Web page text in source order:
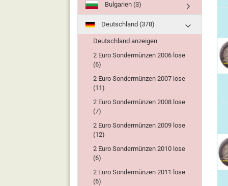
Bulgarien (3)
Deutschland (378)
Deutschland anzeigen
2 Euro Sondermünzen 2006 lose
(6)
2 Euro Sondermünzen 2007 lose
(11)
2 Euro Sondermünzen 2008 lose
(7)
2 Euro Sondermünzen 2009 lose
(12)
2 Euro Sondermünzen 2010 lose
(6)
2 Euro Sondermünzen 2011 lose
(6)